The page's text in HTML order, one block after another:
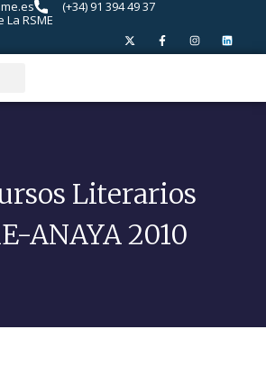
(+34) 91 394 49 37
RSME
Literarios
ANAYA 2010